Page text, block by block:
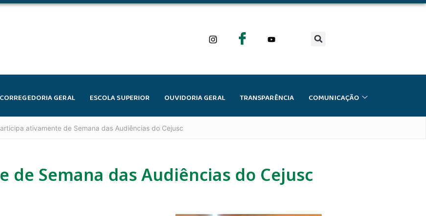
CORREGEDORIA GERAL ESCOLA SUPERIOR OUVIDORIA GERAL TRANSPARÊNCIA COMUNICAÇÃO
ativamente de Semana das Audiências do Cejusc
de Semana das Audiências do Cejusc